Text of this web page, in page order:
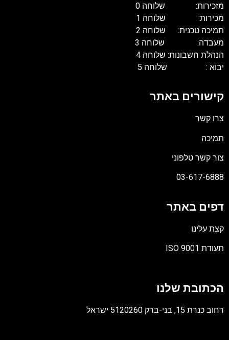
מזכירות: שלוחה 0
מכירות: שלוחה 1
תמיכה טכנית: שלוחה 2
מעבדה: שלוחה 3
הנהלת חשבונות: שלוחה 4
יבוא : שלוחה 5
קישורים באתר
צרו קשר
תמיכה
צור קשר טלפוני
03-617-6888
דפים באתר
קצת עלינו
תעודת ISO 9001
PDF
הכתובת שלנו
רחוב כנרת 15, בני-ברק 5120260 ישראל